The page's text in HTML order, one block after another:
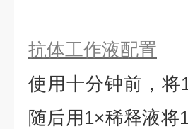
抗体工作液配置
使用十分钟前，将
随后用1×稀释液将